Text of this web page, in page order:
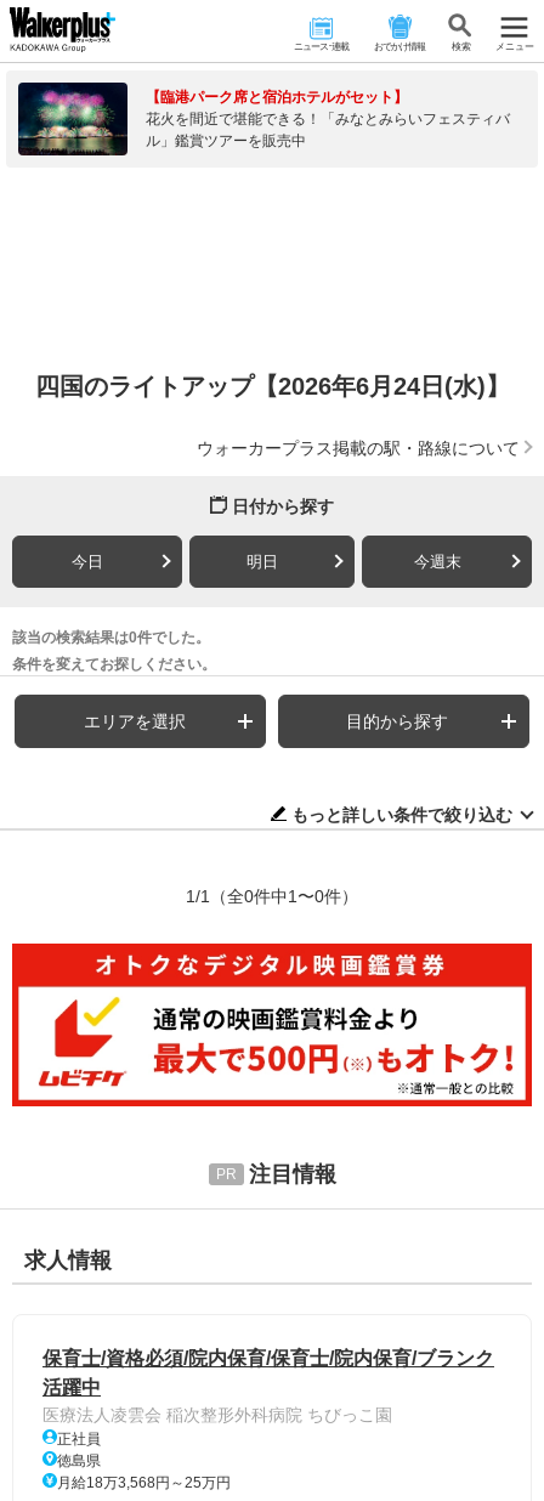
ニュース･連載 おでかけ情報 検 索 メニュー
【臨港パーク席と宿泊ホテルがセット】
花火を間近で堪能できる！「みなとみらいフェスティバ
ル」鑑賞ツアーを販売中
四国のライトアップ【2026年6月24日(水)】
ウォーカープラス掲載の駅・路線について
日付から探す
今日 明日 今週末
該当の検索結果は0件でした。
条件を変えてお探しください。
エリアを選択 目的から探す
もっと詳しい条件で絞り込む
1/1 （全0件中1〜0件）
注目情報
求人情報
保育士/資格必須/院内保育/保育士/院内保育/ブランク
活躍中
医療法人凌雲会 稲次整形外科病院 ちびっこ園
正社員
徳島県
月給18万3,568円～25万円